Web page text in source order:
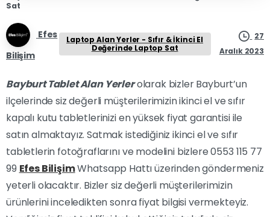
Sat
Efes
Bilişim
Laptop Alan Yerler - Sıfır & İkinci El
Değerinde Laptop Sat
27
Aralık 2023
Bayburt Tablet Alan Yerlerolarak bizler Bayburt’un
ilçelerinde siz değerli müşterilerimizin ikinci el ve sıfır
kapalı kutu tabletlerinizi en yüksek fiyat garantisi ile
satın almaktayız. Satmak istediğiniz ikinci el ve sıfır
tabletlerin fotoğraflarını ve modelini bizlere 0553 115 77
99 Efes BilişimWhatsapp Hattı üzerinden göndermeniz
yeterli olacaktır. Bizler siz değerli müşterilerimizin
ürünlerini inceledikten sonra fiyat bilgisi vermekteyiz.